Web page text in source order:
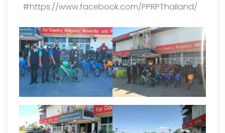
#https://www.facebook.com/PPRPThailand/